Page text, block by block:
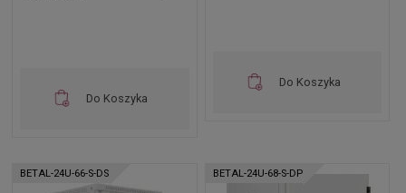
Do Koszyka
Do Koszyka
BETAL-24U-66-S-DS BETAL-24U-68-S-DP